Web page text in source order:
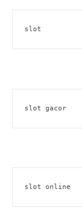
slot
slot gacor
slot online